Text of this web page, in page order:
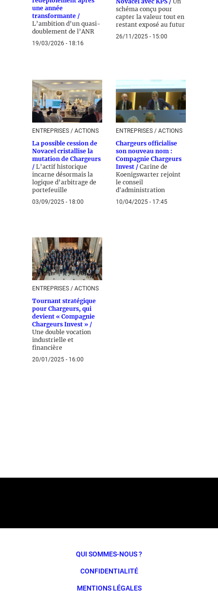
une année
transformante /
L’ambition d’un quasi-
doublement de l’ANR
19/03/2026 - 18:16
schéma conçu pour
capter la valeur tout en
restant exposé au futur
26/11/2025 - 15:00
ENTREPRISES / ACTIONS
La possible cession de
Novacel cristallise la
mutation de Chargeurs
/ L’actif historique
incarne désormais la
logique d’arbitrage de
portefeuille
03/09/2025 - 18:00
ENTREPRISES / ACTIONS
Chargeurs officialise
son nouveau nom :
Compagnie Chargeurs
Invest / Carine de
Koenigswarter rejoint
le conseil
d'administration
10/04/2025 - 17:45
ENTREPRISES / ACTIONS
Tournant stratégique
pour Chargeurs, qui
devient « Compagnie
Chargeurs Invest » /
Une double vocation
industrielle et
financière
20/01/2025 - 16:00
QUI SOMMES-NOUS ?
CONFIDENTIALITÉ
MENTIONS LÉGALES